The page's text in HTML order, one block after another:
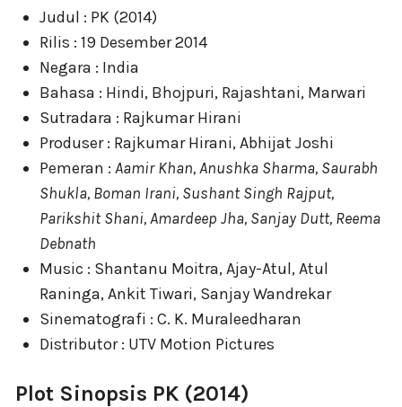
Judul : PK (2014)
Rilis : 19 Desember 2014
Negara : India
Bahasa : Hindi, Bhojpuri, Rajashtani, Marwari
Sutradara : Rajkumar Hirani
Produser : Rajkumar Hirani, Abhijat Joshi
Pemeran : Aamir Khan, Anushka Sharma, Saurabh
Shukla, Boman Irani, Sushant Singh Rajput,
Parikshit Shani, Amardeep Jha, Sanjay Dutt, Reema
Debnath
Music : Shantanu Moitra, Ajay-Atul, Atul
Raninga, Ankit Tiwari, Sanjay Wandrekar
Sinematografi : C. K. Muraleedharan
Distributor : UTV Motion Pictures
Plot Sinopsis PK (2014)